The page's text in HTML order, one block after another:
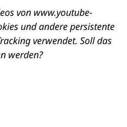
von www.youtube-
und andere persistente
verwendet. Soll das
werden?